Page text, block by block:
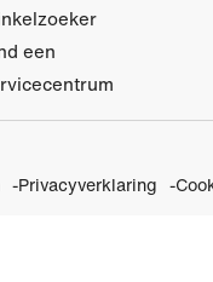
een
Privacyverklaring